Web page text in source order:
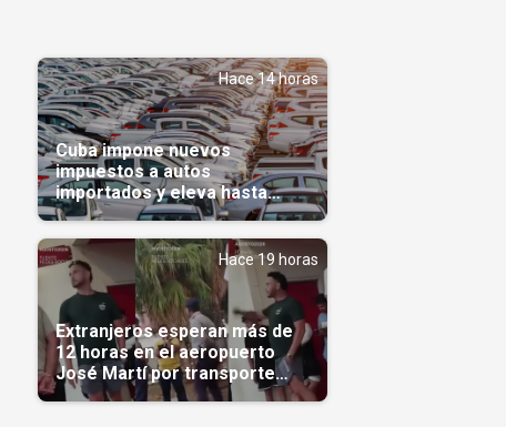
Hace 14 horas
Cuba impone nuevos
impuestos a autos
importados y eleva hasta
5.000 dólares el gravamen
para vehículos de alta gama
Hace 19 horas
Extranjeros esperan más de
12 horas en el aeropuerto
José Martí por transporte
reservado semanas